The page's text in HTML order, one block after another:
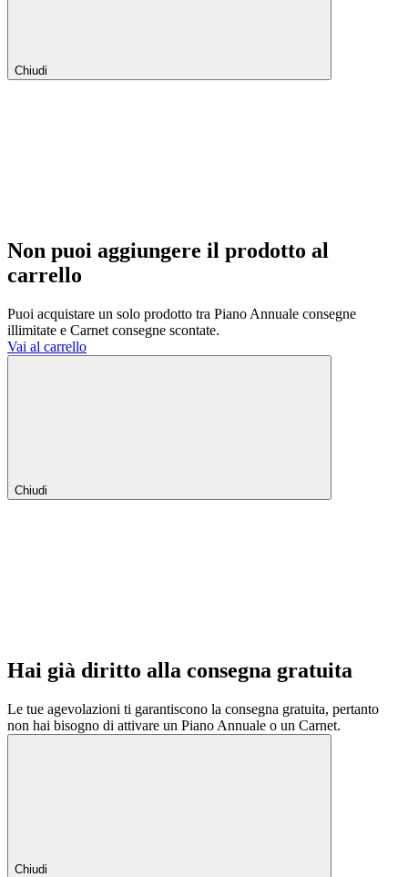
Chiudi
Non puoi aggiungere il prodotto al
carrello
Puoi acquistare un solo prodotto tra Piano Annuale consegne
illimitate e Carnet consegne scontate.
Vai al carrello
Chiudi
Hai già diritto alla consegna gratuita
Le tue agevolazioni ti garantiscono la consegna gratuita, pertanto
non hai bisogno di attivare un Piano Annuale o un Carnet.
Chiudi